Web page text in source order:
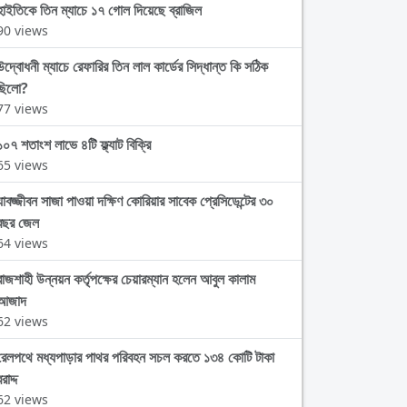
তিন ম্যাচে ১৭ গোল দিয়েছে ব্রাজিল
views
ম্যাচে রেফারির তিন লাল কার্ডের সিদ্ধান্ত কি সঠিক
views
শতাংশ লাভে ৪টি ফ্ল্যাট বিক্রি
views
সাজা পাওয়া দক্ষিণ কোরিয়ার সাবেক প্রেসিডেন্টের ৩০
জেল
views
উন্নয়ন কর্তৃপক্ষের চেয়ারম্যান হলেন আবুল কালাম
views
মধ্যপাড়ার পাথর পরিবহন সচল করতে ১৩৪ কোটি টাকা
views